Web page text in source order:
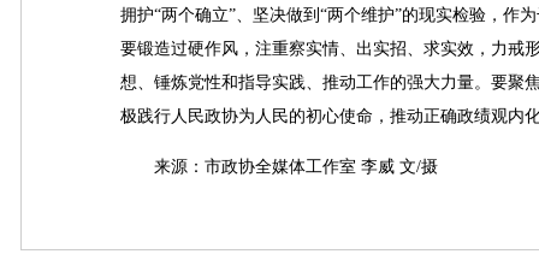
拥护“两个确立”、坚决做到“两个维护”的现实检验，作
要锻造过硬作风，注重察实情、出实招、求实效，力戒
想、锤炼党性和指导实践、推动工作的强大力量。要聚
极践行人民政协为人民的初心使命，推动正确政绩观内
来源：市政协全媒体工作室 李威 文/摄